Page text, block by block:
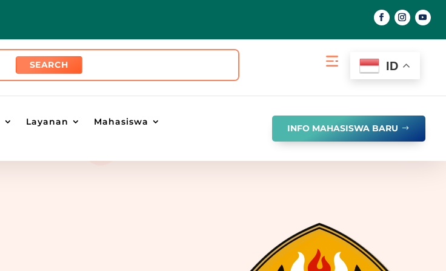
ID
Layanan
Mahasiswa
INFO MAHASISWA BARU